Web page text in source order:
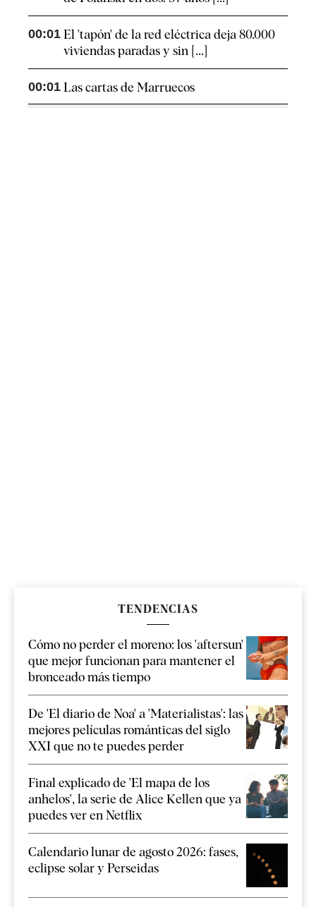
00:01 El 'tapón' de la red eléctrica deja 80.000
viviendas paradas y sin [...]
00:01 Las cartas de Marruecos
TENDENCIAS
Cómo no perder el moreno: los 'aftersun'
que mejor funcionan para mantener el
bronceado más tiempo
De 'El diario de Noa' a 'Materialistas': las
mejores películas románticas del siglo
XXI que no te puedes perder
Final explicado de 'El mapa de los
anhelos', la serie de Alice Kellen que ya
puedes ver en Netflix
Calendario lunar de agosto 2026: fases,
eclipse solar y Perseidas